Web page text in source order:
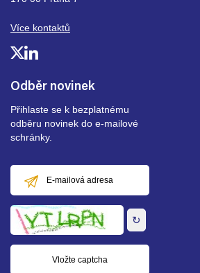
Odběr novinek
Přihlaste se k bezplatnému
odběru novinek do e-mailové
schránky.
mailová
adresa
↻
Více kontaktů